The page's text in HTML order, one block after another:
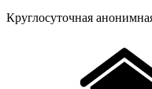
Круглосуточная